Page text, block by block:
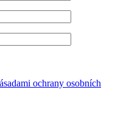
ochrany osobních